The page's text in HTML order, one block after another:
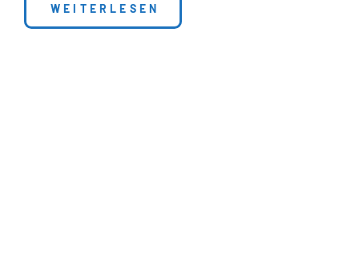
WEITERLESEN
: CERTAMEN – WER WETTSTREIT